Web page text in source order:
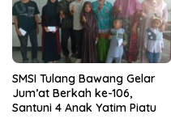
SMSI Tulang Bawang Gelar
Jum’at Berkah ke-106,
Santuni 4 Anak Yatim Piatu